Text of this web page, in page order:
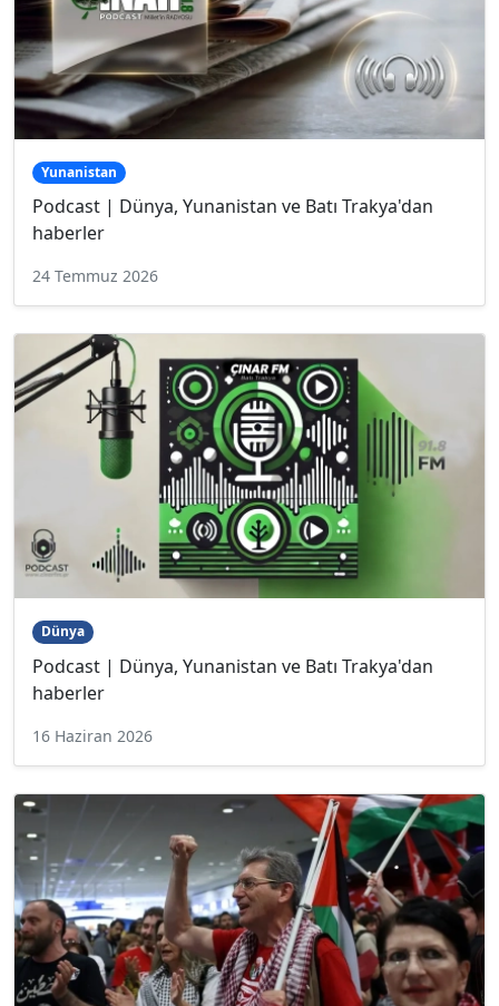
Yunanistan
Podcast | Dünya, Yunanistan ve Batı Trakya'dan
haberler
24 Temmuz 2026
Dünya
Podcast | Dünya, Yunanistan ve Batı Trakya'dan
haberler
16 Haziran 2026